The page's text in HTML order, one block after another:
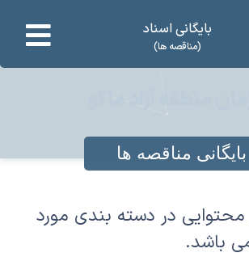
بایگانی اسناد
(مناقصه ها)
منطقه آزاد ماکو
بایگانی مناقصه ها
در دسته بندی مورد
باشد.